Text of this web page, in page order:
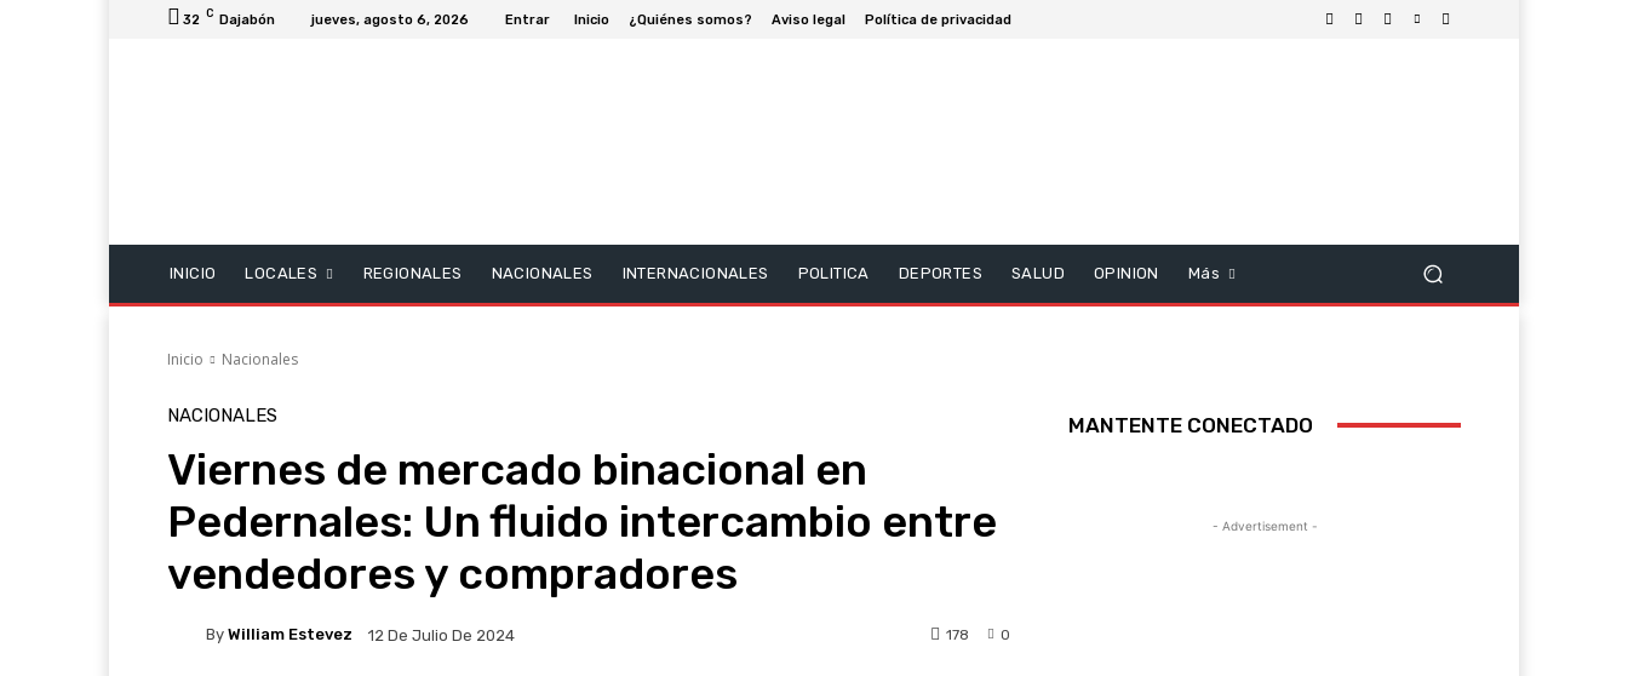
32 C Dajabón jueves, agosto 6, 2026 Entrar Inicio ¿Quiénes somos? Aviso legal Política de privacidad
INICIO LOCALES REGIONALES NACIONALES INTERNACIONALES POLITICA DEPORTES SALUD OPINION Más
Inicio Nacionales
NACIONALES
Viernes de mercado binacional en
Pedernales: Un fluido intercambio entre
vendedores y compradores
By William Estevez 12 De Julio De 2024 0
178
MANTENTE CONECTADO
- Advertisement -